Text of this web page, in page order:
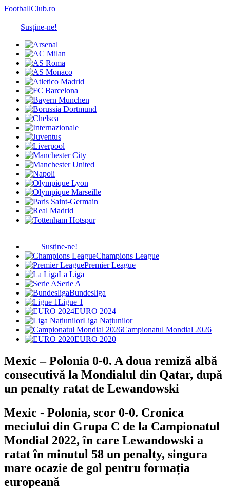
FootballClub.ro
Susține-ne!
Susține-ne!
Champions League
Premier League
La Liga
Serie A
Bundesliga
Ligue 1
EURO 2024
Liga Națiunilor
Campionatul Mondial 2026
EURO 2020
Mexic – Polonia 0-0. A doua remiză albă
consecutivă la Mondialul din Qatar, după
un penalty ratat de Lewandowski
Mexic - Polonia, scor 0-0. Cronica
meciului din Grupa C de la Campionatul
Mondial 2022, în care Lewandowski a
ratat în minutul 58 un penalty, singura
mare ocazie de gol pentru formația
europeană